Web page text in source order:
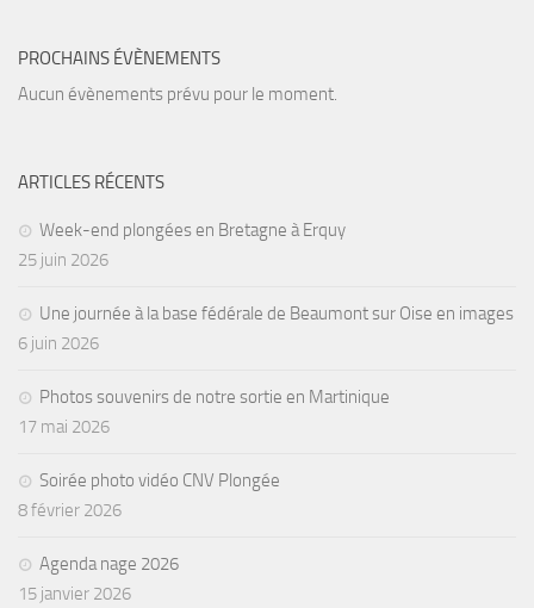
PROCHAINS ÉVÈNEMENTS
Aucun évènements prévu pour le moment.
ARTICLES RÉCENTS
Week-end plongées en Bretagne à Erquy
25 juin 2026
Une journée à la base fédérale de Beaumont sur Oise en images
6 juin 2026
Photos souvenirs de notre sortie en Martinique
17 mai 2026
Soirée photo vidéo CNV Plongée
8 février 2026
Agenda nage 2026
15 janvier 2026